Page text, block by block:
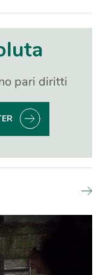
pari diritti